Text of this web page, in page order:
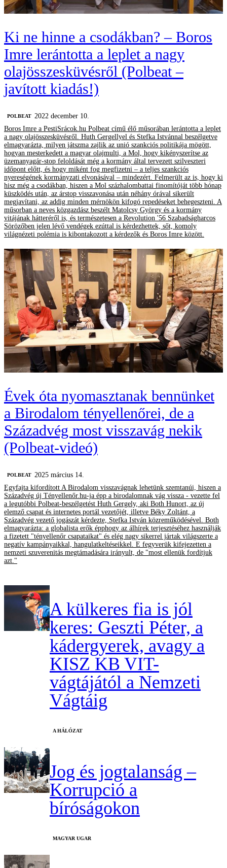
Ki ne hinne a csodákban? – Boros
Imre lerántotta a leplet a nagy
olajösszesküvésről (Polbeat –
javított kiadás!)
‎POLBEAT 2022 december 10.
Boros Imre a PestiSrácok.hu Polbeat című élő műsorában lerántotta a leplet
a nagy olajösszesküvésről. Huth Gergellyel és Stefka Istvánnal beszélgetve
elmagyarázta, milyen játszma zajlik az unió szankciós politikája mögött,
hogyan mesterkedett a magyar olajmulti, a Mol, hogy kikényszerítse az
üzemanyagár-stop feloldását még a kormány által tervezett szilveszteri
időpont előtt, és hogy miként fog megfizetni – a teljes szankciós
nyereségének kormányzati elvonásával – mindezért. Felmerült az is, hogy ki
hisz még a csodákban, hiszen a Mol százhalombattai finomítóját több hónap
küszködés után, az árstop visszavonása után néhány órával sikerült
megjavítani, az addig minden mérnökön kifogó repedéseket behegeszteni. A
műsorban a neves közgazdász beszélt Matolcsy György és a kormány
vitájának hátteréről is, és természetesen a Revolution '56 Szabadságharcos
Sörözőben jelen lévő vendégek ezúttal is kérdezhettek, sőt, komoly
világnézeti polémia is kibontakozott a kérdezők és Boros Imre között.
Évek óta nyomasztanak bennünket
a Birodalom tényellenőrei, de a
Századvég most visszavág nekik
(Polbeat-videó)
‎POLBEAT
2025 március 14.
Egyfajta kifordított A Birodalom visszavágnak lehetünk szemtanúi, hiszen a
Századvég új Tényellenőr.hu-ja épp a birodalomnak vág vissza - vezette fel
a legutóbbi Polbeat-beszélgetést Huth Gergely, aki Both Hunort, az új
elemző csapat és internetes portál vezetőjét, illetve Béky Zoltánt, a
Századvég vezető jogászát kérdezte, Stefka István közreműködésével. Both
elmagyarázta: a globalista erők épphogy az álhírek terjesztéséhez használják
a fizetett "tényellenőr csapataikat" és elég nagy sikerrel jártak világszerte a
negatív kampányaikkal, hangulatkeltéseikkel. E fegyverük kifejezetten a
nemzeti szuverenitás megtámadására irányult, de "most ellenük fordítjuk
azt."
A külkeres fia is jól
keres: Geszti Péter, a
kádergyerek, avagy a
KISZ KB VIT-
vágtájától a Nemzeti
Vágtáig
A HÁLÓZAT
Jog és jogtalanság –
Korrupció a
bíróságokon
MAGYAR UGAR